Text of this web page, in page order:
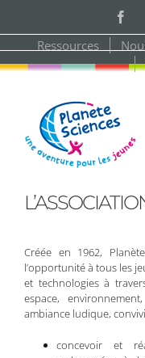
contentRessources
Créée en 1962,
l’opportunité à tous les
et technologies à
espace,
ambiance ludique,
concevoir et